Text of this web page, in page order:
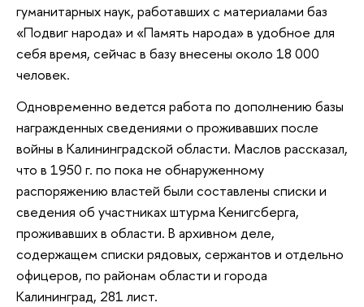
гуманитарных наук, работавших с материалами баз
«Подвиг народа» и «Память народа» в удобное для
себя время, сейчас в базу внесены около 18 000
человек.
Одновременно ведется работа по дополнению базы
награжденных сведениями о проживавших после
войны в Калининградской области. Маслов рассказал,
что в 1950 г. по пока не обнаруженному
распоряжению властей были составлены списки и
сведения об участниках штурма Кенигсберга,
проживавших в области. В архивном деле,
содержащем списки рядовых, сержантов и отдельно
офицеров, по районам области и города
Калининград, 281 лист.